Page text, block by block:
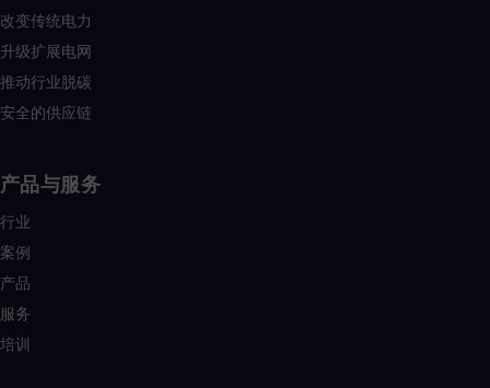
改变传统电力
升级扩展电网
推动行业脱碳
安全的供应链
产品与服务
行业
案例
产品
服务
培训